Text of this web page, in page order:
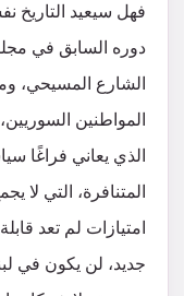
فهل سيعيد
دوره السابق في
الشارع المسيحي،
المواطنين
الذي يعاني فراغًا
المتنافرة، التي لا
امتيازات لم تعد
جديد، لن يكون في